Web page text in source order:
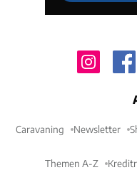
Caravaning Newsletter
Themen A-Z